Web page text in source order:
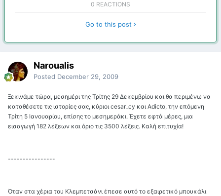
0 REACTIONS
Go to this post
Naroualis
Posted December 29, 2009
Ξεκινάμε τώρα, μεσημέρι της Τρίτης 29 Δεκεμβρίου και θα περιμένω να
καταθέσετε τις ιστορίες σας, κύριοι cesar_cy και Adicto, την επόμενη
Τρίτη 5 Ιανουαρίου, επίσης το μεσημεράκι. Έχετε εφτά μέρες, μια
εισαγωγή 182 λέξεων και όριο τις 3500 λέξεις. Καλή επιτυχία!
----------------
Όταν στα χέρια του Κλεμπετσάνι έπεσε αυτό το εξαιρετικό μπουκάλι